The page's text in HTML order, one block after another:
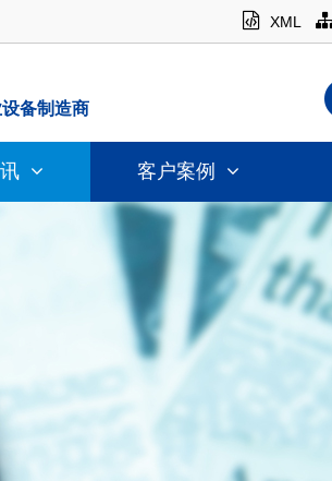
XML
备制造商
客户案例